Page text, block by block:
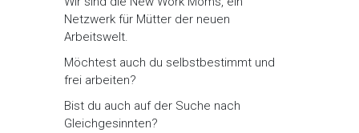
Netzwerk für Mütter der neuen
Arbeitswelt.
Möchtest auch du selbstbestimmt und
frei arbeiten?
Bist du auch auf der Suche nach
Gleichgesinnten?